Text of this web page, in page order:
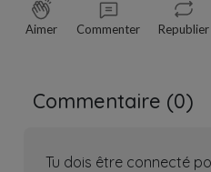
Aimer Commenter Republier
Commentaire (0)
Tu dois être connecté